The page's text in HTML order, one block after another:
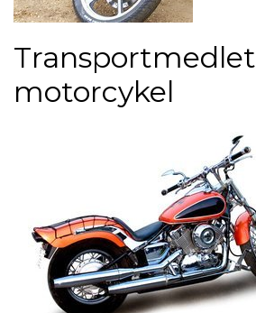
Transportmedlet
motorcykel